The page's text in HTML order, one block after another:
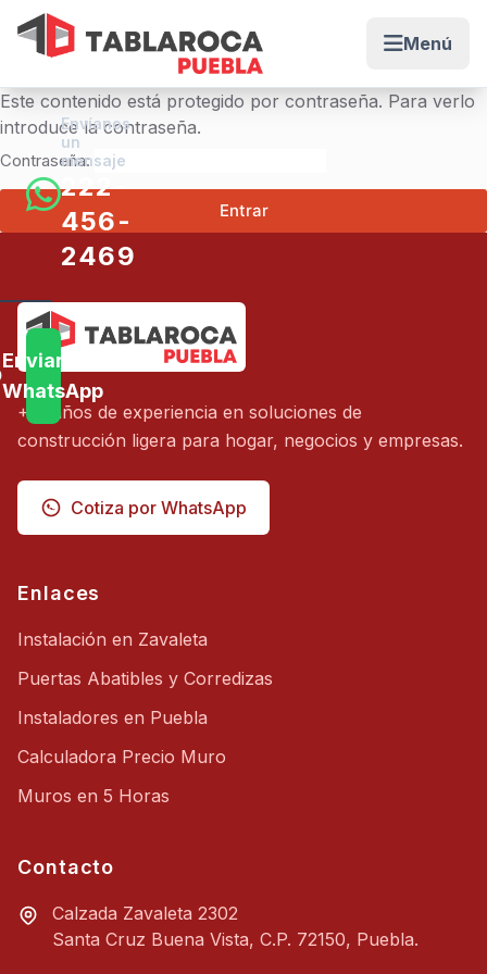
Abrir
Menú
Envíanos
un
mensaje
222-
456-
2469
Muros
el
Mismo
Día
s
s
e
5
o
s
H
R
M
Enviar
WhatsApp
Este contenido está protegido por contraseña. Para verlo
introduce la contraseña.
Contraseña:
+15 años de experiencia en soluciones de
construcción ligera para hogar, negocios y empresas.
Cotiza por WhatsApp
Enlaces
Instalación en Zavaleta
Puertas Abatibles y Corredizas
Instaladores en Puebla
Calculadora Precio Muro
Muros en 5 Horas
Contacto
Calzada Zavaleta 2302
Santa Cruz Buena Vista, C.P. 72150, Puebla.